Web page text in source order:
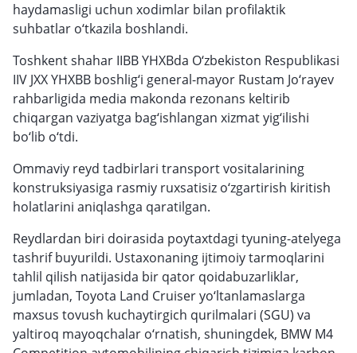
haydamasligi uchun xodimlar bilan profilaktik
suhbatlar o‘tkazila boshlandi.
Toshkent shahar IIBB YHXBda O‘zbekiston Respublikasi
IIV JXX YHXBB boshlig‘i general-mayor Rustam Jo‘rayev
rahbarligida media makonda rezonans keltirib
chiqargan vaziyatga bag‘ishlangan xizmat yig‘ilishi
bo‘lib o‘tdi.
Ommaviy reyd tadbirlari transport vositalarining
konstruksiyasiga rasmiy ruxsatisiz o‘zgartirish kiritish
holatlarini aniqlashga qaratilgan.
Reydlardan biri doirasida poytaxtdagi tyuning-atelyega
tashrif buyurildi. Ustaxonaning ijtimoiy tarmoqlarini
tahlil qilish natijasida bir qator qoidabuzarliklar,
jumladan, Toyota Land Cruiser yo‘ltanlamaslarga
maxsus tovush kuchaytirgich qurilmalari (SGU) va
yaltiroq mayoqchalar o‘rnatish, shuningdek, BMW M4